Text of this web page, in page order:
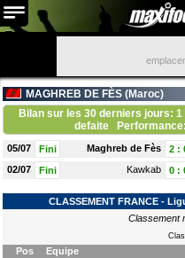
MAGHREB DE FÈS (Maroc)
Bilan sur les 30 derniers jours: 1
defaite
05/07 Fini Maghreb de Fès 2 :
02/07 Fini Kawkab 0 :
CLASSEMENT FRANCE -
Classement
Pos Equipe